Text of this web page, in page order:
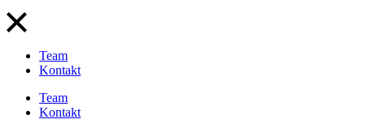
Team
Kontakt
Team
Kontakt